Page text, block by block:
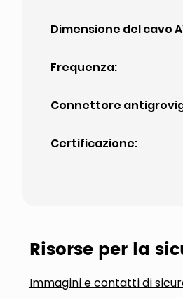
Dimensione del cavo
Frequenza:
Connettore
Certificazione:
Risorse per la
Immagini e contatti di